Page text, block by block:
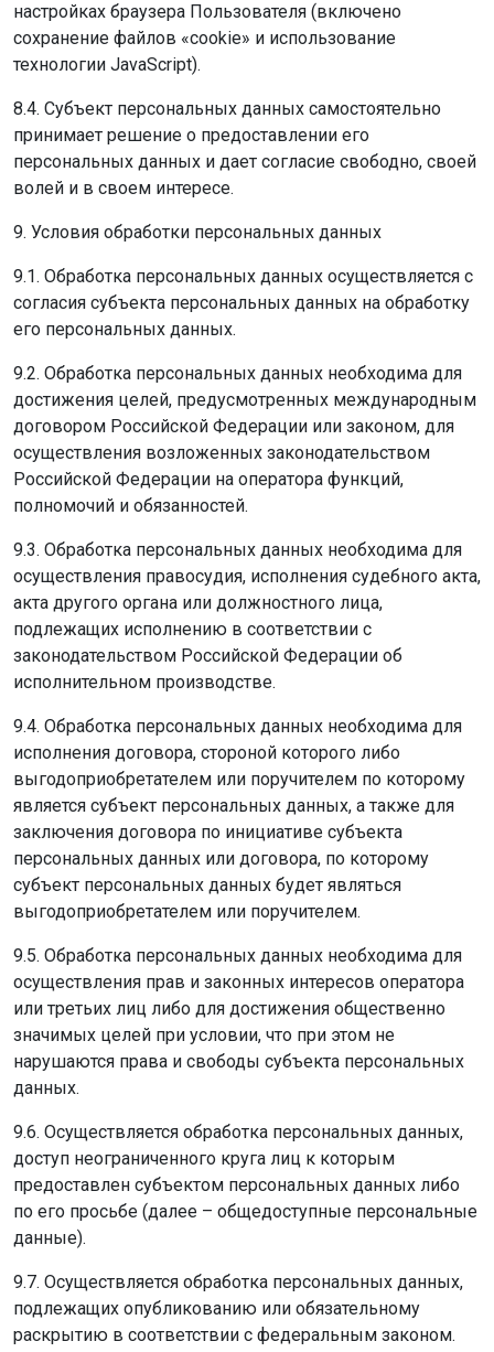
настройках браузера Пользователя (включено
сохранение файлов «cookie» и использование
технологии JavaScript).
8.4. Субъект персональных данных самостоятельно
принимает решение о предоставлении его
персональных данных и дает согласие свободно, своей
волей и в своем интересе.
9. Условия обработки персональных данных
9.1. Обработка персональных данных осуществляется с
согласия субъекта персональных данных на обработку
его персональных данных.
9.2. Обработка персональных данных необходима для
достижения целей, предусмотренных международным
договором Российской Федерации или законом, для
осуществления возложенных законодательством
Российской Федерации на оператора функций,
полномочий и обязанностей.
9.3. Обработка персональных данных необходима для
осуществления правосудия, исполнения судебного акта,
акта другого органа или должностного лица,
подлежащих исполнению в соответствии с
законодательством Российской Федерации об
исполнительном производстве.
9.4. Обработка персональных данных необходима для
исполнения договора, стороной которого либо
выгодоприобретателем или поручителем по которому
является субъект персональных данных, а также для
заключения договора по инициативе субъекта
персональных данных или договора, по которому
субъект персональных данных будет являться
выгодоприобретателем или поручителем.
9.5. Обработка персональных данных необходима для
осуществления прав и законных интересов оператора
или третьих лиц либо для достижения общественно
значимых целей при условии, что при этом не
нарушаются права и свободы субъекта персональных
данных.
9.6. Осуществляется обработка персональных данных,
доступ неограниченного круга лиц к которым
предоставлен субъектом персональных данных либо
по его просьбе (далее – общедоступные персональные
данные).
9.7. Осуществляется обработка персональных данных,
подлежащих опубликованию или обязательному
раскрытию в соответствии с федеральным законом.